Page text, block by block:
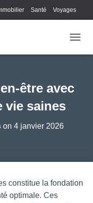
Santé Voyages
être avec
vie saines
on 4 janvier 2026
constitue la fondation
optimale. Ces